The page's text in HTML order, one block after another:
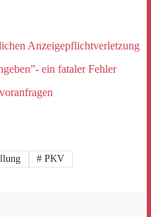
Anzeigepflichtverletzung
ein fataler Fehler
# PKV